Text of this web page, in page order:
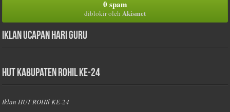
0 spam
diblokir oleh Akismet
Iklan Ucapan Hari Guru
HUT Kabupaten Rohil Ke-24
Iklan HUT ROHIl KE-24